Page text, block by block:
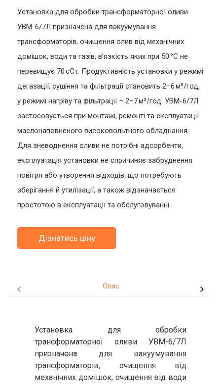
Установка для обробки трансформаторної оливи
УВМ-6/7Л призначена для вакуумування
трансформаторів, очищення олив від механічних
домішок, води та газів, в’язкість яких при 50 °C не
перевищує 70 сСт. Продуктивність установки у режимі
дегазації, сушіння та фільтрації становить 2–6 м³/год,
у режимі нагріву та фільтрації – 2–7 м³/год. УВМ-6/7Л
застосовується при монтажі, ремонті та експлуатації
маслонаповненого високовольтного обладнання.
Для зневоднення оливи не потрібні адсорбенти,
експлуатація установки не спричиняє забруднення
повітря або утворення відходів, що потребують
зберігання й утилізації, а також відзначається
простотою в експлуатації та обслуговуванні.
Дізнатись ціну
Опис
Установка для обробки
трансформаторної оливи УВМ-6/7Л
призначена для вакуумування
трансформаторів, очищення від
механічних домішок, очищення від води